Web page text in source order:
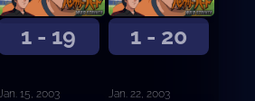
1 - 19
Jan. 15, 2003
1 - 20
Jan. 22, 2003